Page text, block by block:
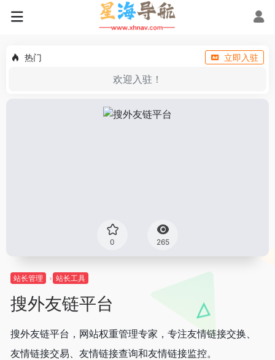
热门 立即入驻
欢迎入驻！
0 265
站长管理 站长工具
搜外友链平台
搜外友链平台，网站权重管理专家，专注友情链接交换、
友情链接交易、友情链接查询和友情链接监控。